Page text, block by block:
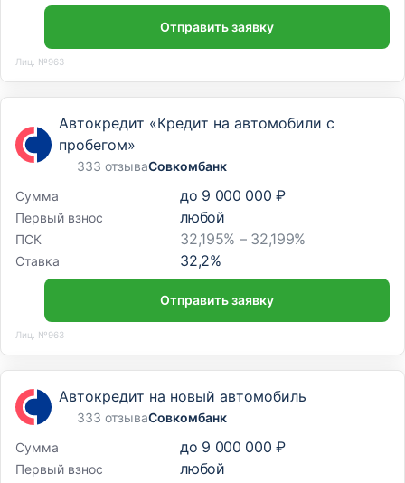
Отправить заявку
Лиц. №963
Автокредит «Кредит на автомобили с
пробегом»
333 отзываСовкомбанк
Сумма
до 9 000 000 ₽
Первый взнос любой
ПСК 32,195% – 32,199%
Ставка 32,2%
Отправить заявку
Лиц. №963
Автокредит на новый автомобиль
333 отзываСовкомбанк
Сумма
до 9 000 000 ₽
Первый взнос любой